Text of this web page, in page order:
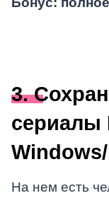
3.
сериалы
На нем есть